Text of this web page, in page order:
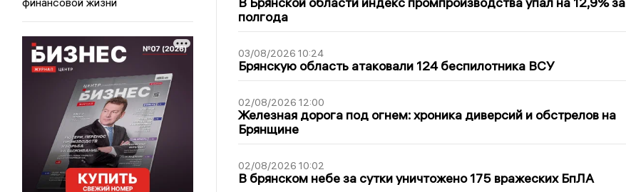
полгода
03/08/2026 10:24
Брянскую область атаковали 124 беспилотника ВСУ
02/08/2026 12:00
Железная дорога под огнем: хроника диверсий и обстрелов на
Брянщине
02/08/2026 10:02
В брянском небе за сутки уничтожено 175 вражеских БпЛА